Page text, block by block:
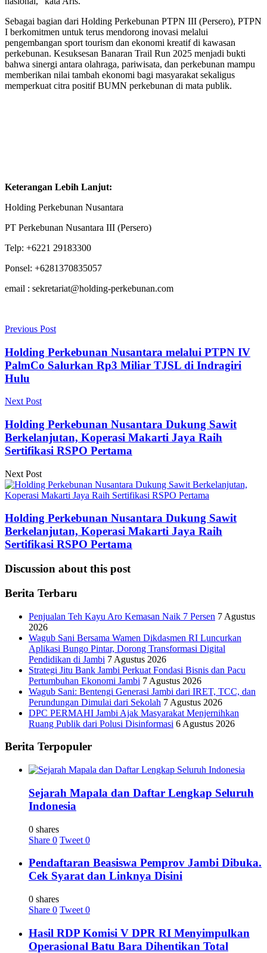
Sebagai bagian dari Holding Perkebunan PTPN III (Persero), PTPN
I berkomitmen untuk terus mendorong inovasi melalui
pengembangan sport tourism dan ekonomi kreatif di kawasan
perkebunan. Kesuksesan Banaran Trail Run 2025 menjadi bukti
bahwa sinergi antara olahraga, pariwisata, dan perkebunan mampu
memberikan nilai tambah ekonomi bagi masyarakat sekaligus
memperkuat citra positif BUMN perkebunan di mata publik.
Keterangan Lebih Lanjut:
Holding Perkebunan Nusantara
PT Perkebunan Nusantara III (Persero)
Telp: +6221 29183300
Ponsel: +6281370835057
email : sekretariat@holding-perkebunan.com
Previous Post
Holding Perkebunan Nusantara melalui PTPN IV
PalmCo Salurkan Rp3 Miliar TJSL di Indragiri
Hulu
Next Post
Holding Perkebunan Nusantara Dukung Sawit
Berkelanjutan, Koperasi Makarti Jaya Raih
Sertifikasi RSPO Pertama
Next Post
Holding Perkebunan Nusantara Dukung Sawit
Berkelanjutan, Koperasi Makarti Jaya Raih
Sertifikasi RSPO Pertama
Discussion about this post
Berita Terbaru
Penjualan Teh Kayu Aro Kemasan Naik 7 Persen 7 Agustus
2026
Wagub Sani Bersama Wamen Dikdasmen RI Luncurkan
Aplikasi Bungo Pintar, Dorong Transformasi Digital
Pendidikan di Jambi 7 Agustus 2026
Strategi Jitu Bank Jambi Perkuat Fondasi Bisnis dan Pacu
Pertumbuhan Ekonomi Jambi 7 Agustus 2026
Wagub Sani: Bentengi Generasi Jambi dari IRET, TCC, dan
Perundungan Dimulai dari Sekolah 7 Agustus 2026
DPC PERMAHI Jambi Ajak Masyarakat Menjernihkan
Ruang Publik dari Polusi Disinformasi 6 Agustus 2026
Berita Terpopuler
Sejarah Mapala dan Daftar Lengkap Seluruh
Indonesia
0 shares
Share 0 Tweet 0
Pendaftaran Beasiswa Pemprov Jambi Dibuka.
Cek Syarat dan Linknya Disini
0 shares
Share 0 Tweet 0
Hasil RDP Komisi V DPR RI Menyimpulkan
Operasional Batu Bara Dihentikan Total